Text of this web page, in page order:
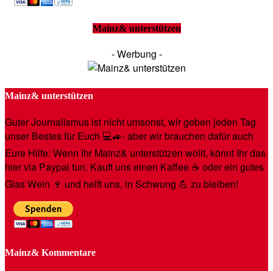
Mainz& unterstützen
- Werbung -
Mainz& unterstützen
Guter Journalismus ist nicht umsonst, wir geben jeden Tag
unser Bestes für Euch 💻🚙- aber wir brauchen dafür auch
Eure Hilfe: Wenn Ihr Mainz& unterstützen wollt, könnt Ihr das
hier via Paypal tun. Kauft uns einen Kaffee ☕️ oder ein gutes
Glas Wein 🍷 und helft uns, in Schwung 💪 zu bleiben!
Mainz& Kommentare